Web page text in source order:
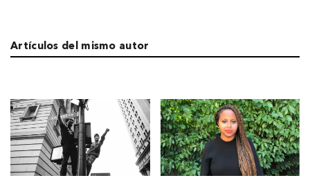
Artículos del mismo autor